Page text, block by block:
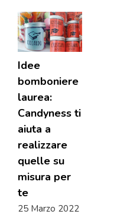
Idee
bomboniere
laurea:
Candyness ti
aiuta a
realizzare
quelle su
misura per
te
25 Marzo 2022